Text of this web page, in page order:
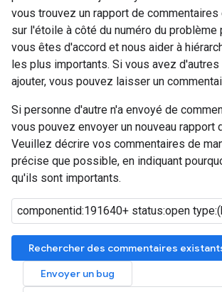
vous trouvez un rapport de
sur l'étoile à côté du numéro du problème
vous êtes d'accord et nous aider à
les plus importants. Si vous avez
ajouter, vous pouvez laisser un
Si personne d'autre n'a envoyé de
vous pouvez envoyer un nouveau rapport
Veuillez décrire vos commentaires de
précise que possible, en indiquant
qu'ils sont importants.
Rechercher des commentaires
Envoyer un bug